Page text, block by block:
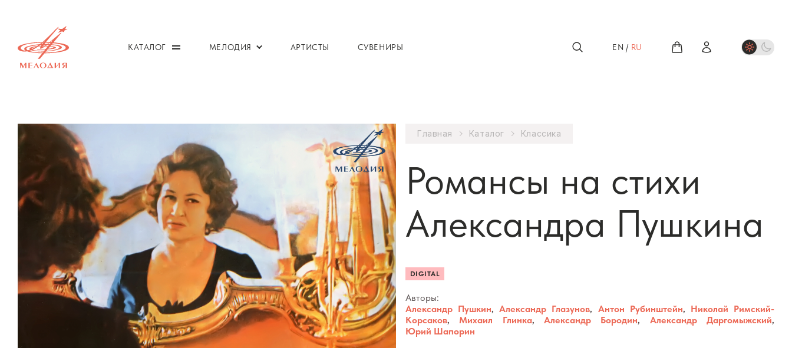
КАТАЛОГ МЕЛОДИЯ АРТИСТЫ СУВЕНИРЫ EN / RU
Главная Каталог Классика
Романсы на стихи
Александра Пушкина
DIGITAL
Авторы:
Александр Пушкин,Александр Глазунов, Антон Рубинштейн, Николай Римский-
Корсаков,Михаил Глинка,Александр Бородин, Александр Даргомыжский,
Юрий Шапорин